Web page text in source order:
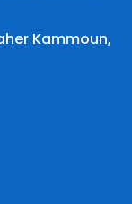
Kammoun,